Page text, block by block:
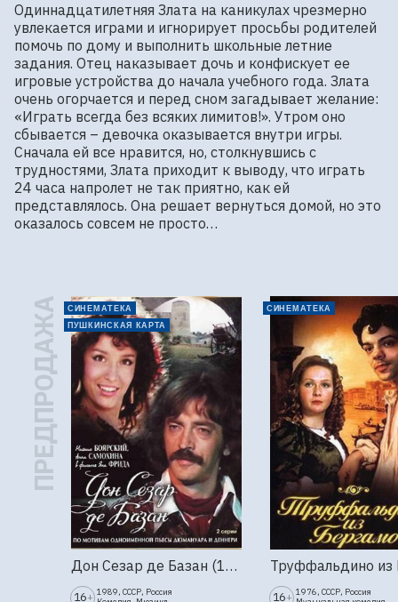
Одиннадцатилетняя Злата на каникулах чрезмерно
увлекается играми и игнорирует просьбы родителей
помочь по дому и выполнить школьные летние
задания. Отец наказывает дочь и конфискует ее
игровые устройства до начала учебного года. Злата
очень огорчается и перед сном загадывает желание:
«Играть всегда без всяких лимитов!». Утром оно
сбывается – девочка оказывается внутри игры.
Сначала ей все нравится, но, столкнувшись с
трудностями, Злата приходит к выводу, что играть
24 часа напролет не так приятно, как ей
представлялось. Она решает вернуться домой, но это
оказалось совсем не просто…
ПРЕДПРОДАЖА
СИНЕМАТЕКА
ПУШКИНСКАЯ КАРТА
Дон Сезар де Базан (1989г., Ленфильм, 2 серии)
16+ 1989, СССР, Россия
СИНЕМАТЕКА
16+ 1976, СССР, Россия